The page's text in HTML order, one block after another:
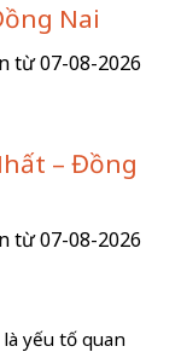
Nai
từ 07-08-2026
– Đồng
từ 07-08-2026
là yếu tố quan